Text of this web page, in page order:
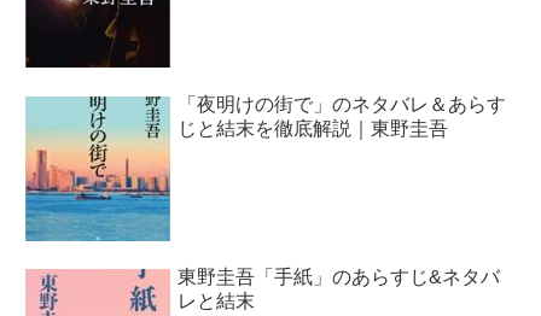
「夜明けの街で」のネタバレ＆あらす
じと結末を徹底解説｜東野圭吾
東野圭吾「手紙」のあらすじ&ネタバ
レと結末